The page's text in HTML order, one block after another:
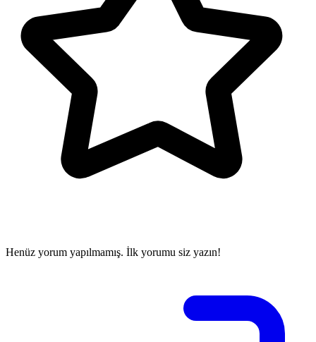
Henüz yorum yapılmamış. İlk yorumu siz yazın!